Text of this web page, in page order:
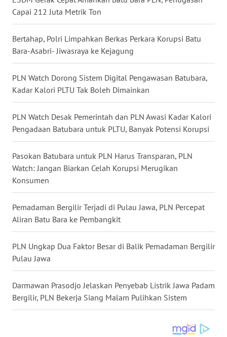
Capai 212 Juta Metrik Ton
Bertahap, Polri Limpahkan Berkas Perkara Korupsi Batu
Bara-Asabri- Jiwasraya ke Kejagung
PLN Watch Dorong Sistem Digital Pengawasan Batubara,
Kadar Kalori PLTU Tak Boleh Dimainkan
PLN Watch Desak Pemerintah dan PLN Awasi Kadar Kalori
Pengadaan Batubara untuk PLTU, Banyak Potensi Korupsi
Pasokan Batubara untuk PLN Harus Transparan, PLN
Watch: Jangan Biarkan Celah Korupsi Merugikan
Konsumen
Pemadaman Bergilir Terjadi di Pulau Jawa, PLN Percepat
Aliran Batu Bara ke Pembangkit
PLN Ungkap Dua Faktor Besar di Balik Pemadaman Bergilir
Pulau Jawa
Darmawan Prasodjo Jelaskan Penyebab Listrik Jawa Padam
Bergilir, PLN Bekerja Siang Malam Pulihkan Sistem
WN
KALTARA
WN
KALSEL
WN
KALTIM
WN
SULSEL
WN
GORONTALO
WN
SULUT
WN
MALUKU
WN